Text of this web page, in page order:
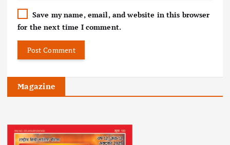
Save my name, email, and website in this browser
for the next time I comment.
Magazine